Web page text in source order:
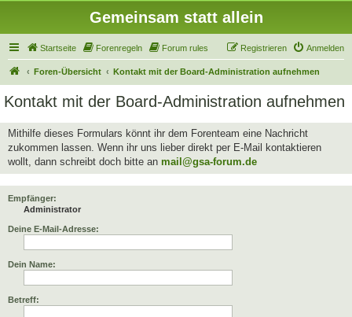
Gemeinsam statt allein
Startseite Forenregeln Forum rules Anmelden
Registrieren
Foren-Übersicht Kontakt mit der Board-Administration aufnehmen
Kontakt mit der Board-Administration aufnehmen
Mithilfe dieses Formulars könnt ihr dem Forenteam eine Nachricht
zukommen lassen. Wenn ihr uns lieber direkt per E-Mail kontaktieren
wollt, dann schreibt doch bitte an mail@gsa-forum.de
Empfänger:
Administrator
Deine E-Mail-Adresse:
Dein Name:
Betreff: